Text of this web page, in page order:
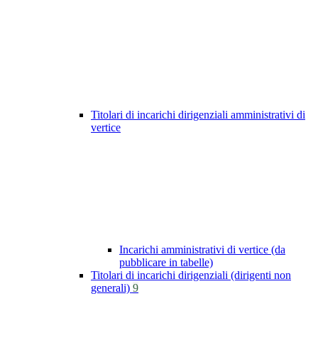
Titolari di incarichi dirigenziali amministrativi di
vertice
Incarichi amministrativi di vertice (da
pubblicare in tabelle)
Titolari di incarichi dirigenziali (dirigenti non
generali) 9